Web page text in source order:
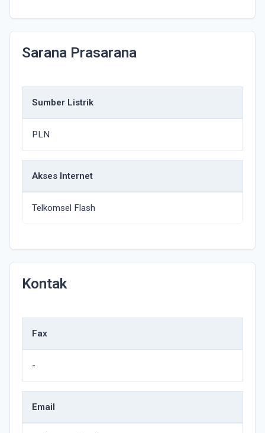
Sarana Prasarana
Sumber Listrik
PLN
Akses Internet
Telkomsel Flash
Kontak
Fax
-
Email